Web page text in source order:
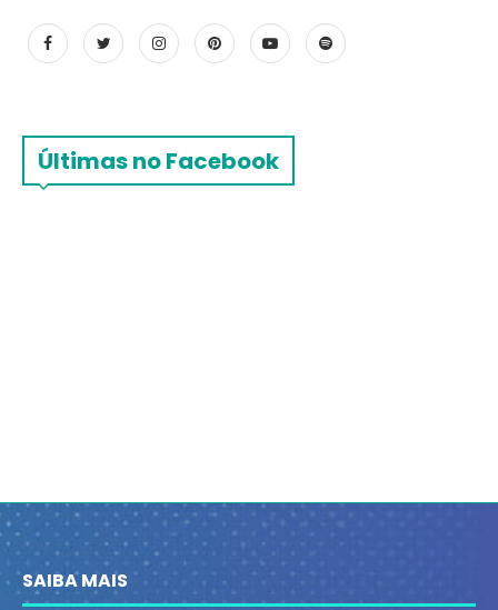
Últimas no Facebook
SAIBA MAIS